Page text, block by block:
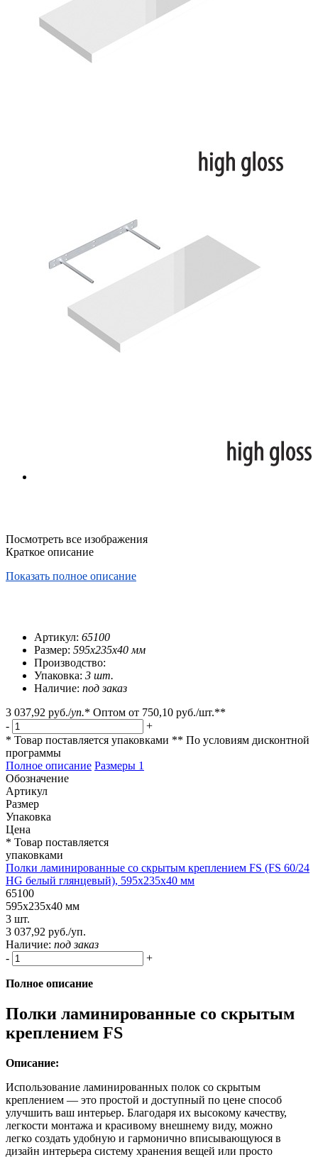
Посмотреть все изображения
Краткое описание
Показать полное описание
Артикул: 65100
Размер: 595х235х40 мм
Производство:
Упаковка: 3 шт.
Наличие: под заказ
3 037,92 руб./уп.* Оптом от 750,10 руб./шт.**
-
+
* Товар поставляется упаковками ** По условиям дисконтной
программы
Полное описание Размеры 1
Обозначение
Артикул
Размер
Упаковка
Цена
* Товар поставляется
упаковками
Полки ламинированные со скрытым креплением FS (FS 60/24
HG белый глянцевый), 595х235х40 мм
65100
595х235х40 мм
3 шт.
3 037,92 руб./уп.
Наличие: под заказ
-
+
Полное описание
Полки ламинированные со скрытым
креплением FS
Описание:
Использование ламинированных полок со скрытым
креплением — это простой и доступный по цене способ
улучшить ваш интерьер. Благодаря их высокому качеству,
легкости монтажа и красивому внешнему виду, можно
легко создать удобную и гармонично вписывающуюся в
дизайн интерьера систему хранения вещей или просто